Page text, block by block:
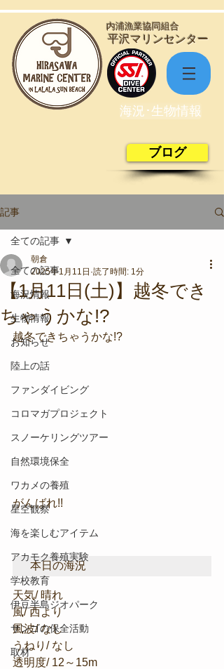
​平沢マリンセンター
​内浦漁業協同組合
海況･生物情報
ブログ
記事
全ての記事
海況情報
生物情報
お知らせ
陸上の話
ファンダイビング
コロマガプロジェクト
スノーケリングツアー
自然環境保全
ワカメの養殖
星空観察
海を楽しむアイテム
アカモク養殖実験
学校教育
伊豆半島ジオパーク
サンゴの保全活動
取材
全ての記事
【1月11日(土)】越冬でき
ちゃうかな!?
朝倉
2025年1月11日 読了時間: 1分
越冬できちゃうかな!?
がんばれ!!
本日の海況
天気/ 晴れ
風/ 西より
風波/ なし
うねり/ なし
透明度/ 12～15m